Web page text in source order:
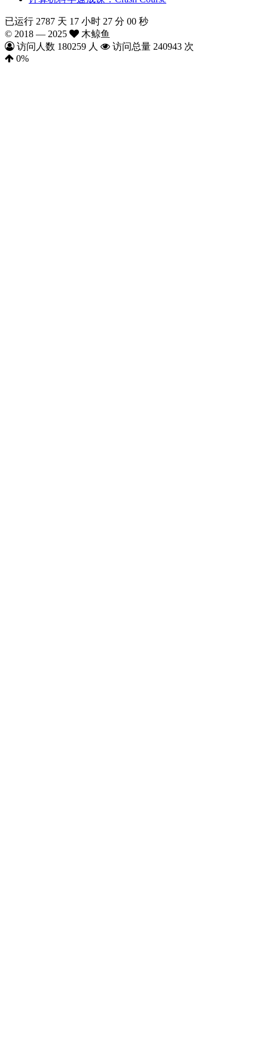
已运行 2787 天 17 小时 27 分 01 秒
© 2018 — 2025
木鲸鱼
访问人数 180259 人 访问总量 240943 次
0%